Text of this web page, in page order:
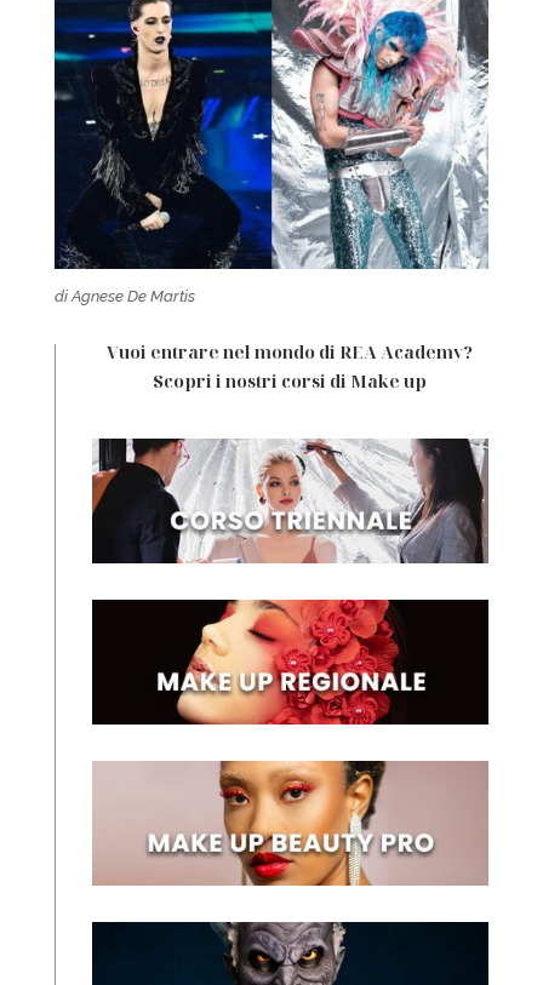
di Agnese De Martis
Vuoi entrare nel mondo di REA Academy?
Scopri i nostri corsi di Make up